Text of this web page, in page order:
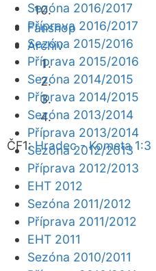
Fanshop
Archiv
ČF1:Hradec - Kometa 1:3
Sezóna 2016/2017
Příprava 2016/2017
Sezóna 2015/2016
Příprava 2015/2016
Sezóna 2014/2015
Příprava 2014/2015
Sezóna 2013/2014
Příprava 2013/2014
Sezóna 2012/2013
Příprava 2012/2013
EHT 2012
Sezóna 2011/2012
Příprava 2011/2012
EHT 2011
Sezóna 2010/2011